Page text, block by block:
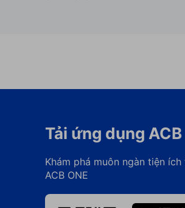
Tải ứng dụng ACB
Khám phá muôn ngàn tiện
ACB ONE